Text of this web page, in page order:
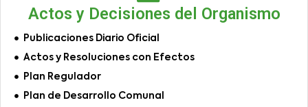
Actos y Decisiones del Organismo
Publicaciones Diario Oficial
Actos y Resoluciones con Efectos
Plan Regulador
Plan de Desarrollo Comunal